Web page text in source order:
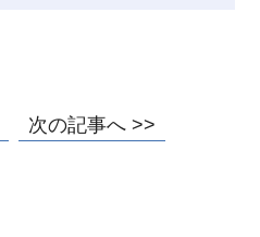
次の記事へ >>